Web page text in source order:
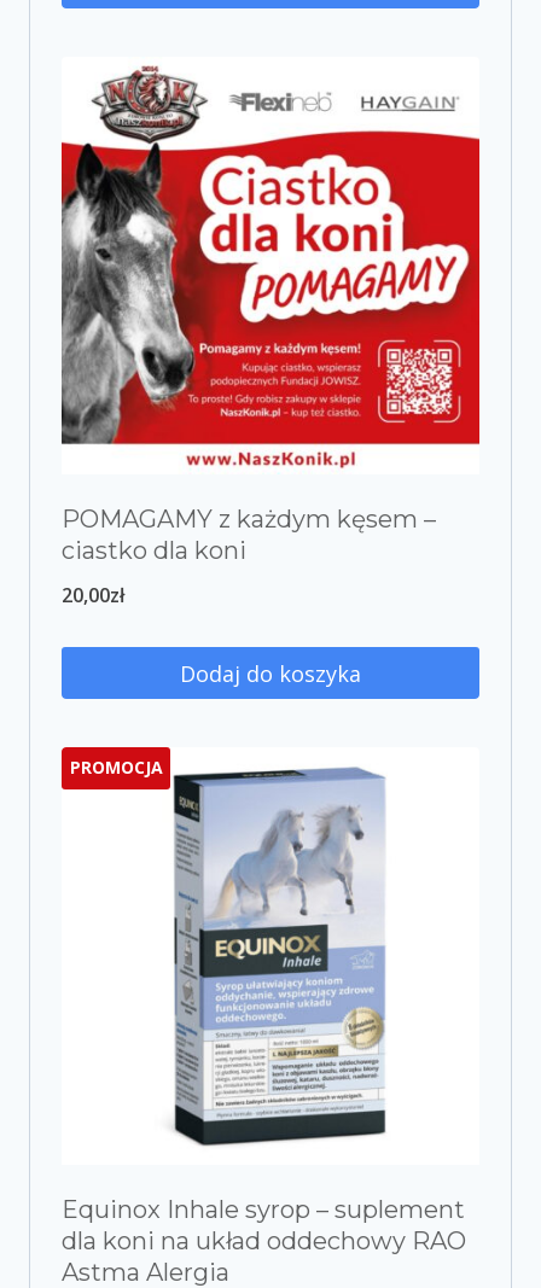
POMAGAMY z każdym kęsem –
ciastko dla koni
20,00zł
Dodaj do koszyka
PROMOCJA
Equinox Inhale syrop – suplement
dla koni na układ oddechowy RAO
Astma Alergia